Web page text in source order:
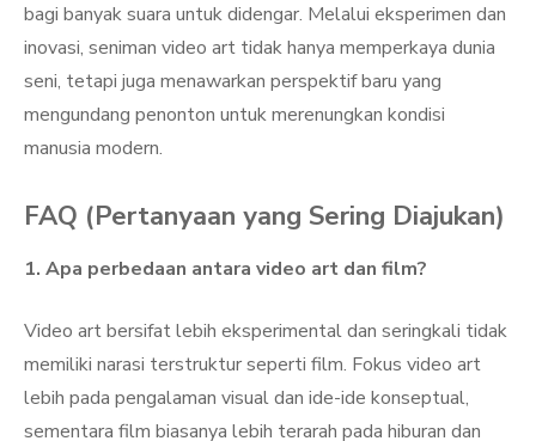
bagi banyak suara untuk didengar. Melalui eksperimen dan
inovasi, seniman video art tidak hanya memperkaya dunia
seni, tetapi juga menawarkan perspektif baru yang
mengundang penonton untuk merenungkan kondisi
manusia modern.
FAQ (Pertanyaan yang Sering Diajukan)
1. Apa perbedaan antara video art dan film?
Video art bersifat lebih eksperimental dan seringkali tidak
memiliki narasi terstruktur seperti film. Fokus video art
lebih pada pengalaman visual dan ide-ide konseptual,
sementara film biasanya lebih terarah pada hiburan dan